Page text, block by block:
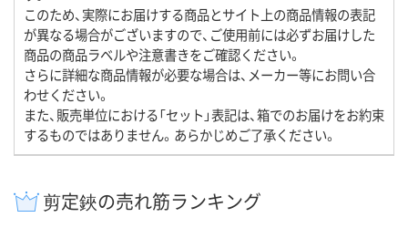
このため、実際にお届けする商品とサイト上の商品情報の表記
が異なる場合がございますので、ご使用前には必ずお届けした
商品の商品ラベルや注意書きをご確認ください。
さらに詳細な商品情報が必要な場合は、メーカー等にお問い合
わせください。
また、販売単位における「セット」表記は、箱でのお届けをお約束
するものではありません。あらかじめご了承ください。
剪定鋏の売れ筋ランキング